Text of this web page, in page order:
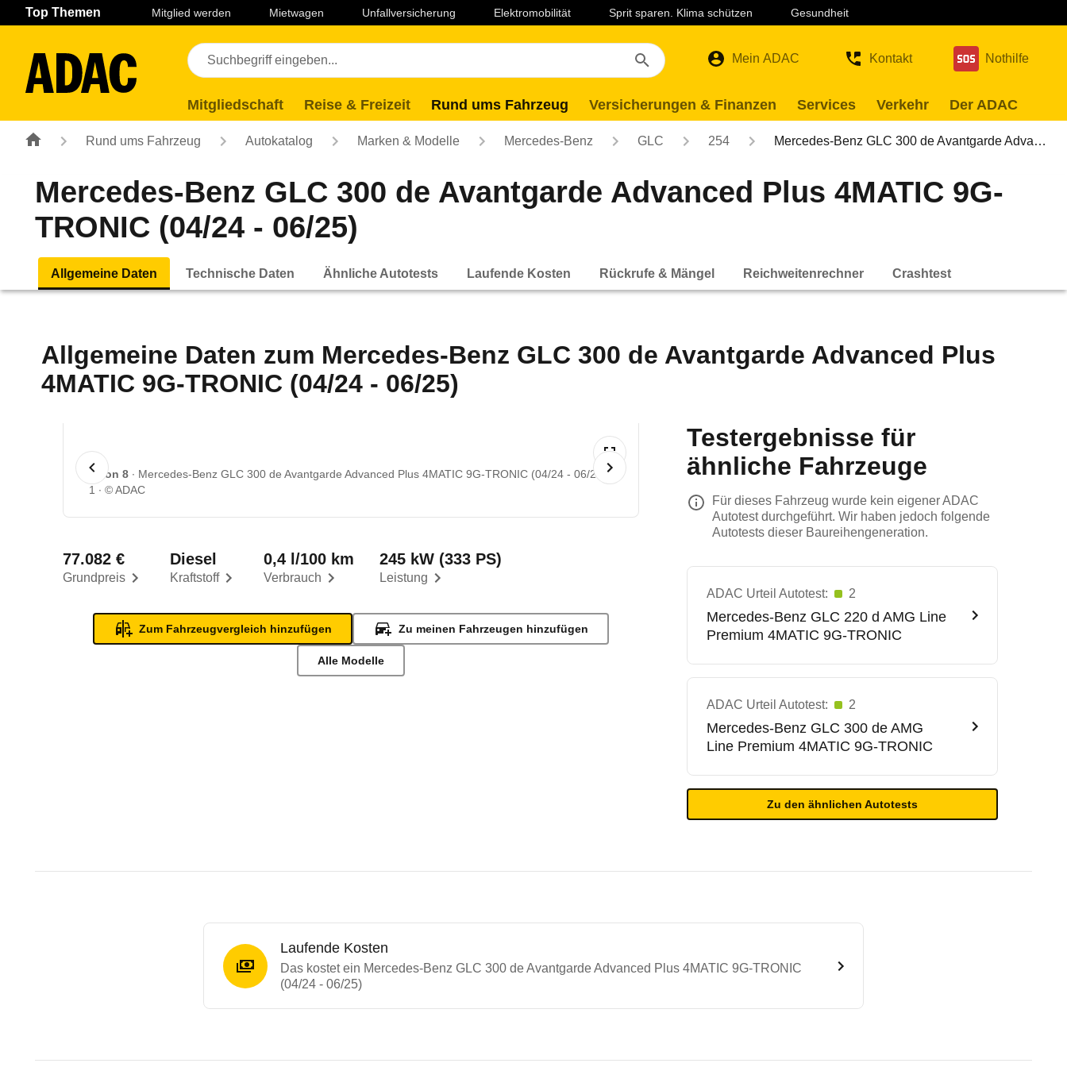
Navigation Seiteninhalt Fußzeile
Top Themen Mitglied werden Mietwagen Unfallversicherung Elektromobilität Sprit sparen. Klima schützen Gesundheit
Mein ADAC Kontakt Nothilfe
Mitgliedschaft Reise & Freizeit Rund ums Fahrzeug Versicherungen & Finanzen Services Verkehr Der ADAC
Rund ums Fahrzeug Autokatalog Marken & Modelle Mercedes-Benz GLC 254 Mercedes-Benz GLC 300 de Avantgarde Adva…
Mercedes-Benz GLC 300 de Avantgarde Advanced Plus 4MATIC 9G-
TRONIC (04/24 - 06/25)
Allgemeine Daten Technische Daten Ähnliche Autotests Laufende Kosten Rückrufe & Mängel Reichweitenrechner Crashtest
Allgemeine Daten zum Mercedes-Benz GLC 300 de Avantgarde Advanced Plus
4MATIC 9G-TRONIC (04/24 - 06/25)
1 von 8
Mercedes-Benz GLC 300 de Avantgarde Advanced Plus 4MATIC 9G-TRONIC (04/24 - 06/25)
1
© ADAC
Grundpreis
77.082 €
Kraftstoff
Diesel
Verbrauch
0,4 l/100 km
Leistung
245 kW (333 PS)
Zum Fahrzeugvergleich hinzufügen Zu meinen Fahrzeugen hinzufügen
Alle Modelle
Testergebnisse für
ähnliche Fahrzeuge
Für dieses Fahrzeug wurde kein eigener ADAC
Autotest durchgeführt. Wir haben jedoch folgende
Autotests dieser Baureihengeneration.
ADAC Urteil Autotest: 2
Mercedes-Benz GLC 220 d AMG Line
Premium 4MATIC 9G-TRONIC
ADAC Urteil Autotest: 2
Mercedes-Benz GLC 300 de AMG
Line Premium 4MATIC 9G-TRONIC
Zu den ähnlichen Autotests
Laufende Kosten
Das kostet ein Mercedes-Benz GLC 300 de Avantgarde Advanced Plus 4MATIC 9G-TRONIC
(04/24 - 06/25)